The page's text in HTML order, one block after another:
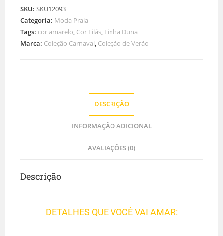
SKU:SKU12093
Categoria: Moda Praia
Tags: cor amarelo, Cor Lilás, Linha Duna
Marca: Coleção Carnaval, Coleção de Verão
DESCRIÇÃO
INFORMAÇÃO ADICIONAL
AVALIAÇÕES (0)
Descrição
DETALHES QUE VOCÊ VAI AMAR: